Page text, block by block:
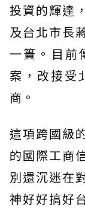
投資的輝達
及台北市長
一簣。目前
案，改接受
商。
這項跨國級
的國際工商
別還沉迷在
神好好搞好